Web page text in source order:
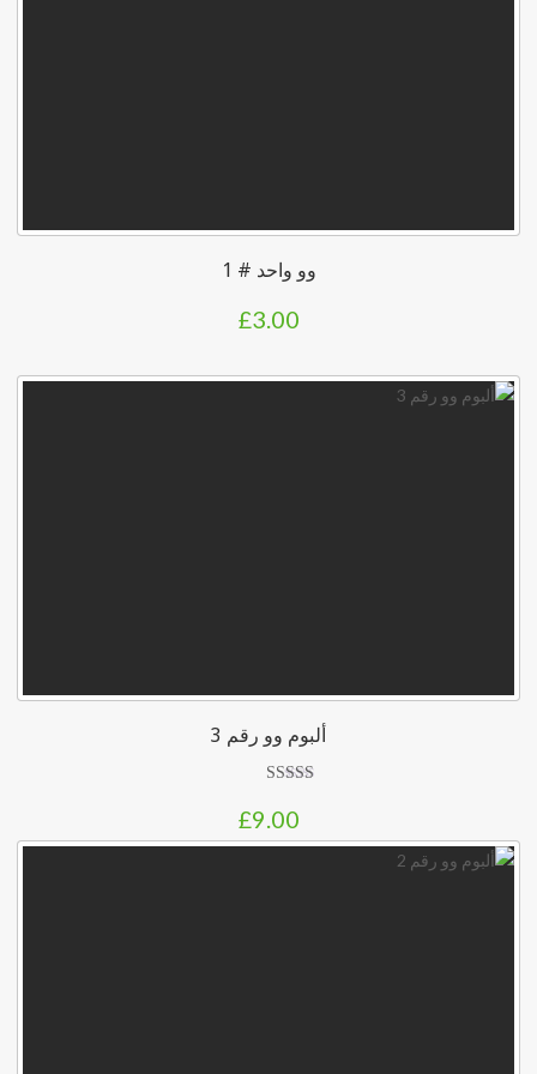
وو واحد # 1
£3.00
ألبوم وو رقم 3
التقييم
3.00
من 5
£9.00